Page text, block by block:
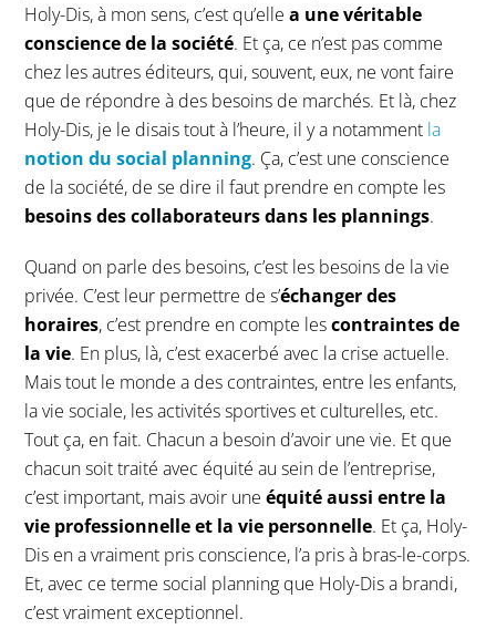
Holy-Dis, à mon sens, c’est qu’ellea une véritable
conscience de la société. Et ça, ce n’est pas comme
chez les autres éditeurs, qui, souvent, eux, ne vont faire
que de répondre à des besoins de marchés. Et là, chez
Holy-Dis, je le disais tout à l’heure, il y a notamment la
notion du social planning. Ça, c’est une conscience
de la société, de se dire il faut prendre en compte les
besoins des collaborateurs dans les plannings.
Quand on parle des besoins, c’est les besoins de la vie
privée. C’est leur permettre de s’échanger des
horaires, c’est prendre en compte lescontraintes de
la vie. En plus, là, c’est exacerbé avec la crise actuelle.
Mais tout le monde a des contraintes, entre les enfants,
la vie sociale, les activités sportives et culturelles, etc.
Tout ça, en fait. Chacun a besoin d’avoir une vie. Et que
chacun soit traité avec équité au sein de l’entreprise,
c’est important, mais avoir uneéquité aussi entre la
vie professionnelle et la vie personnelle. Et ça, Holy-
Dis en a vraiment pris conscience, l’a pris à bras-le-corps.
Et, avec ce terme social planning que Holy-Dis a brandi,
c’est vraiment exceptionnel.